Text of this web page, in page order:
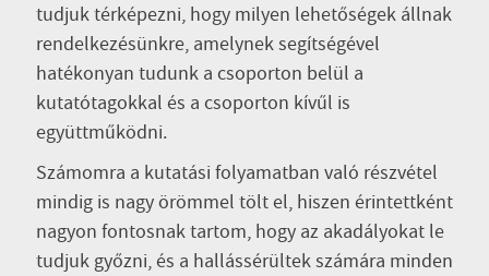
tudjuk térképezni, hogy milyen lehetőségek állnak
rendelkezésünkre, amelynek segítségével
hatékonyan tudunk a csoporton belül a
kutatótagokkal és a csoporton kívűl is
együttműködni.
Számomra a kutatási folyamatban való részvétel
mindig is nagy örömmel tölt el, hiszen érintettként
nagyon fontosnak tartom, hogy az akadályokat le
tudjuk győzni, és a hallássérültek számára minden